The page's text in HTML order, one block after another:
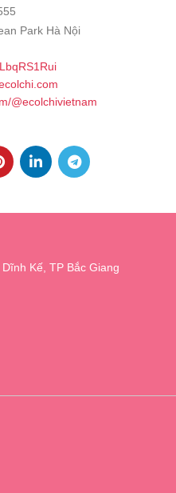
Park Hà Nội
@ecolchivietnam
Kế, TP Bắc Giang